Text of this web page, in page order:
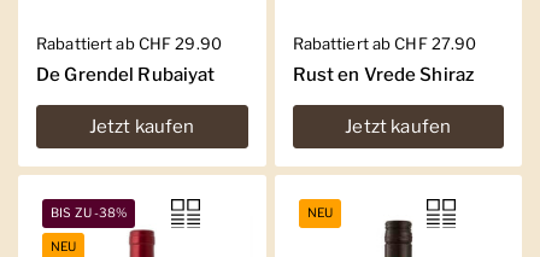
Regulärer Preis
Rabattiert ab CHF 29.90
De Grendel Rubaiyat
Jetzt kaufen
Regulärer Preis
Rabattiert ab CHF 27.90
Rust en Vrede Shiraz
Jetzt kaufen
BIS ZU -38%
NEU
NEU